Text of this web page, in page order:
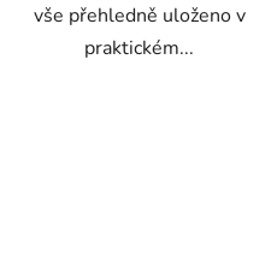
vše přehledně uloženo v
praktickém...